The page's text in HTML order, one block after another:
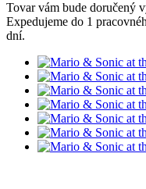
Tovar vám bude doručený
Expedujeme do 1
dní.